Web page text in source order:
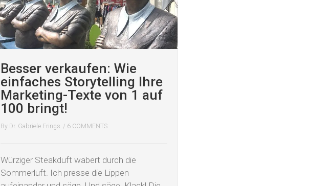
Besser verkaufen: Wie
einfaches Storytelling Ihre
Marketing-Texte von 1 auf
100 bringt!
By Dr. Gabriele Frings / 6 COMMENTS
Würziger Steakduft wabert durch die
Sommerluft. Ich presse die Lippen